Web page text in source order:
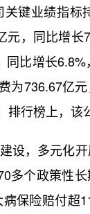
键业绩指
元，同比增
同比增长
为736.67亿
行榜上，该
设，多元化
多个政策性
保险赔付超